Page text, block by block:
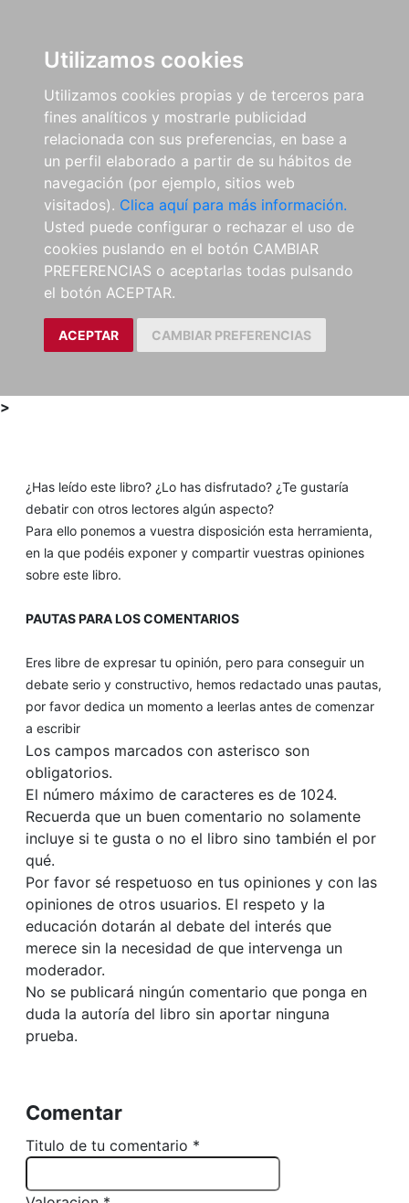
Utilizamos cookies
Utilizamos cookies propias y de terceros para
fines analíticos y mostrarle publicidad
relacionada con sus preferencias, en base a
un perfil elaborado a partir de su hábitos de
navegación (por ejemplo, sitios web
visitados). Clica aquí para más información.
Usted puede configurar o rechazar el uso de
cookies puslando en el botón CAMBIAR
PREFERENCIAS o aceptarlas todas pulsando
el botón ACEPTAR.
ACEPTAR CAMBIAR PREFERENCIAS
>
¿Has leído este libro? ¿Lo has disfrutado? ¿Te gustaría
debatir con otros lectores algún aspecto?
Para ello ponemos a vuestra disposición esta herramienta,
en la que podéis exponer y compartir vuestras opiniones
sobre este libro.
PAUTAS PARA LOS COMENTARIOS
Eres libre de expresar tu opinión, pero para conseguir un
debate serio y constructivo, hemos redactado unas pautas,
por favor dedica un momento a leerlas antes de comenzar
a escribir
Los campos marcados con asterisco son
obligatorios.
El número máximo de caracteres es de 1024.
Recuerda que un buen comentario no solamente
incluye si te gusta o no el libro sino también el por
qué.
Por favor sé respetuoso en tus opiniones y con las
opiniones de otros usuarios. El respeto y la
educación dotarán al debate del interés que
merece sin la necesidad de que intervenga un
moderador.
No se publicará ningún comentario que ponga en
duda la autoría del libro sin aportar ninguna
prueba.
Comentar
Titulo de tu comentario *